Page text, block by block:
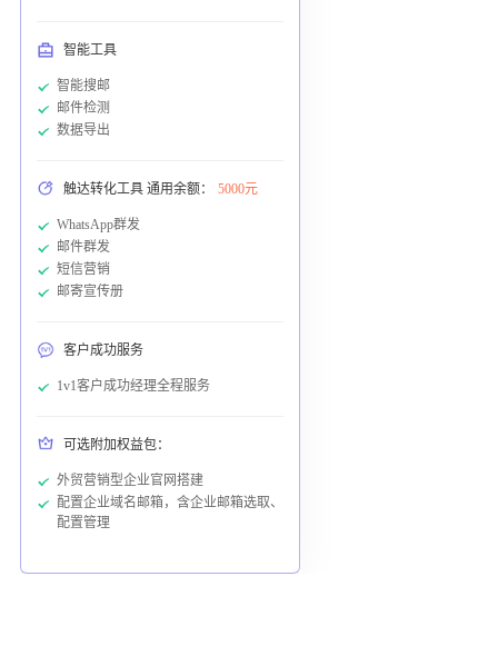
智能工具
智能搜邮
邮件检测
数据导出
触达转化工具 通用余额： 5000元
WhatsApp群发
邮件群发
短信营销
邮寄宣传册
客户成功服务
1v1客户成功经理全程服务
可选附加权益包：
外贸营销型企业官网搭建
配置企业域名邮箱，含企业邮箱选取、
配置管理